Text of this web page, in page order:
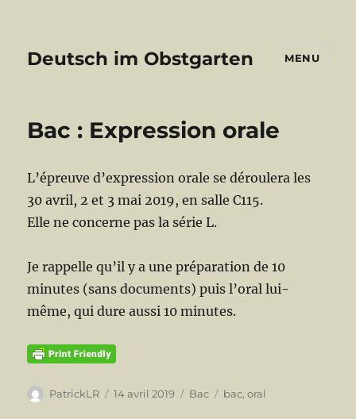
Deutsch im Obstgarten MENU
Bac : Expression orale
L’épreuve d’expression orale se déroulera les
30 avril, 2 et 3 mai 2019, en salle C115.
Elle ne concerne pas la série L.
Je rappelle qu’il y a une préparation de 10
minutes (sans documents) puis l’oral lui-
même, qui dure aussi 10 minutes.
Auteur
PatrickLR
Publié
14 avril 2019 Catégories
Bac Étiquettes
bac,oral